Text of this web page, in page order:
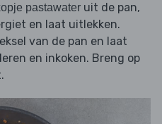
pastawater uit de pan,
en laat uitlekken.
van de pan en laat
en inkoken. Breng op